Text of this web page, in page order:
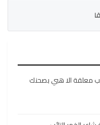
معلقة الا هبي بصحنك